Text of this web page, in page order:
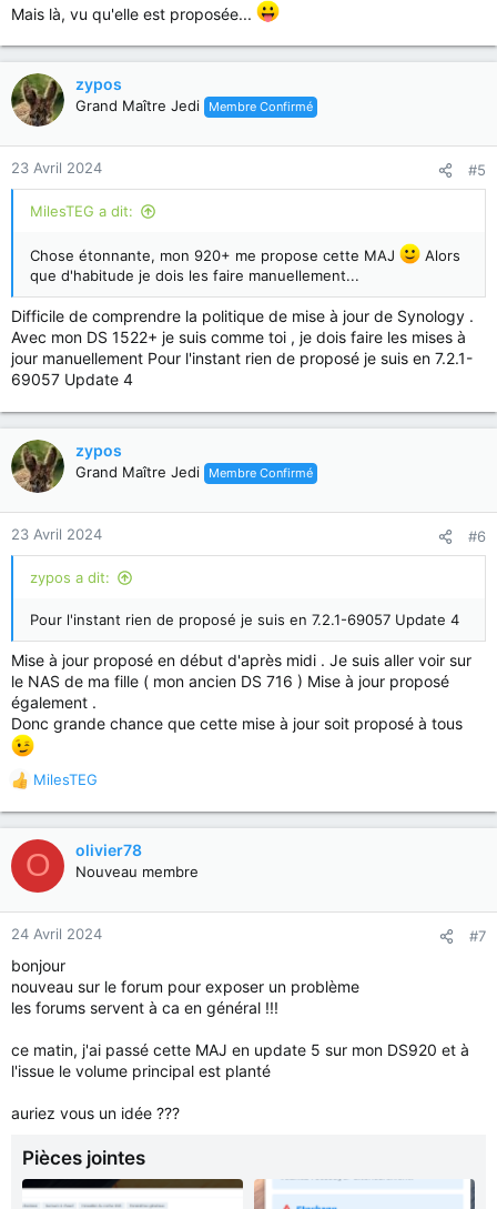
Mais là, vu qu'elle est proposée...
zypos
Grand Maître Jedi Membre Confirmé
23 Avril 2024 #5
MilesTEG a dit:
Chose étonnante, mon 920+ me propose cette MAJ
Alors
que d'habitude je dois les faire manuellement...
Difficile de comprendre la politique de mise à jour de Synology .
Avec mon DS 1522+ je suis comme toi , je dois faire les mises à
jour manuellement Pour l'instant rien de proposé je suis en 7.2.1-
69057 Update 4
zypos
Grand Maître Jedi Membre Confirmé
23 Avril 2024 #6
zypos a dit:
Pour l'instant rien de proposé je suis en 7.2.1-69057 Update 4
Mise à jour proposé en début d'après midi . Je suis aller voir sur
le NAS de ma fille ( mon ancien DS 716 ) Mise à jour proposé
également .
Donc grande chance que cette mise à jour soit proposé à tous
R
é
a
c
t
o
n
:
MilesTEG
O olivier78
Nouveau membre
24 Avril 2024 #7
bonjour
nouveau sur le forum pour exposer un problème
les forums servent à ca en général !!!
ce matin, j'ai passé cette MAJ en update 5 sur mon DS920 et à
l'issue le volume principal est planté
auriez vous un idée ???
Pièces jointes